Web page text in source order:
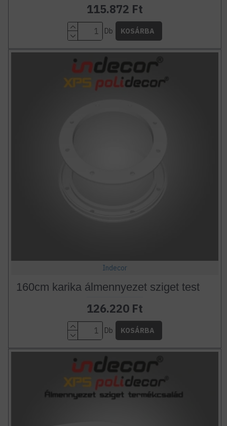
115.872 Ft
Db KOSÁRBA
Indecor
160cm karika álmennyezet sziget test
126.220 Ft
Db KOSÁRBA